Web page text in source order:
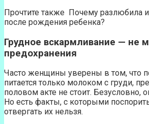
Прочтите также Почему разлюбила
после рождения ребенка?
Грудное вскармливание — не
предохранения
Часто женщины уверены в том, что
питается только молоком с груди,
половом акте не стоит. Безусловно,
Но есть факты, с которыми
отвергать их нельзя.